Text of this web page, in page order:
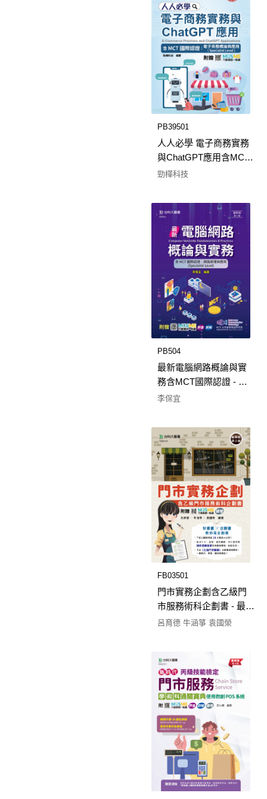
PB39501
人人必學 電子商務實務
與ChatGPT應用含MCT
國際認證：電子商務概
附贈MOSME
勁樺科技
PB504
最新電腦網路概論與實
務含MCT國際認證 - 網
路原理與應用(Specialist
(第二版)
李保宜
FB03501
門市實務企劃含乙級門
市服務術科企劃書 - 最新
版(第二版) - 附贈
呂育德 牛涵箏 袁國榮